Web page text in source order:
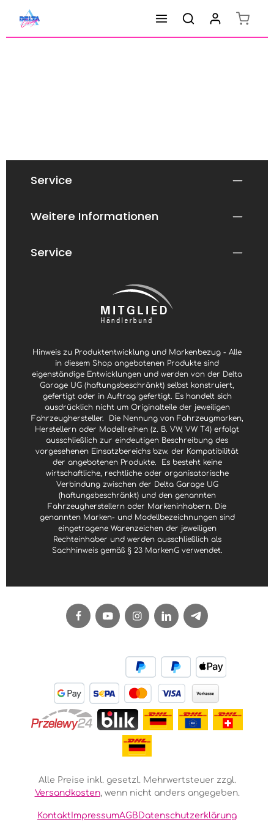
Zum Hauptinhalt springen
Service
Weitere Informationen
Service
Hinweis zu Produktentwicklung und Markenbezug - Alle
in diesem Shop angebotenen Produkte sind
eigenständige Entwicklungen und werden von der Delta
Garage UG (haftungsbeschränkt) selbst konstruiert,
gefertigt oder in Auftrag gefertigt. Es handelt sich
ausdrücklich nicht um Originalteile der jeweiligen
Fahrzeughersteller.
Die Nennung von Fahrzeugmarken,
Herstellern oder Modellreihen (z. B. VW, VW T4) erfolgt
ausschließlich zur eindeutigen Beschreibung des
vorgesehenen Einsatzbereichs bzw. der Kompatibilität
der angebotenen Produkte.
Es besteht keine
wirtschaftliche, rechtliche oder organisatorische
Verbindung zwischen der Delta Garage UG
(haftungsbeschränkt) und den genannten
Fahrzeugherstellern oder Markeninhabern. Die
genannten Marken- und Modellbezeichnungen sind
eingetragene Warenzeichen der jeweiligen
Rechteinhaber und werden ausschließlich als
Sachhinweis gemäß § 23 MarkenG verwendet.
Alle Preise inkl. gesetzl. Mehrwertsteuer zzgl.
Versandkosten, wenn nicht anders angegeben.
Kontakt ImpressumAGB Datenschutzerklärung